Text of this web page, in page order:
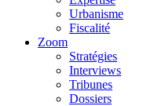
Urbanisme
Fiscalité
Zoom
Stratégies
Interviews
Tribunes
Dossiers